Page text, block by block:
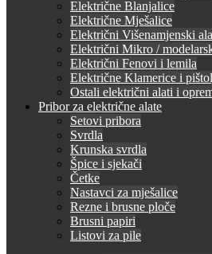
Električne Blanjalice
Električne Mješalice
Električni Višenamjenski
Električni Mikro /
Električni Fenovi i lemila
Električne Klamerice i
Ostali električni alati i
Pribor za električne alate
Setovi pribora
Svrdla
Krunska svrdla
Špice i sjekači
Četke
Nastavci za mješalice
Rezne i brusne ploče
Brusni papiri
Listovi za pile